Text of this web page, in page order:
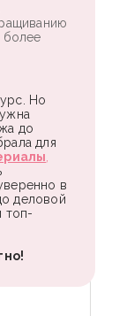
Но
до
для
в
деловой
топ-
более